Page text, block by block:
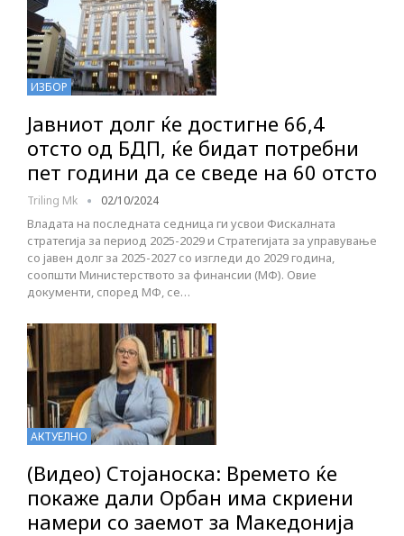
ИЗБОР
Јавниот долг ќе достигне 66,4
отсто од БДП, ќе бидат потребни
пет години да се сведе на 60 отсто
Triling Mk 02/10/2024
Владата на последната седница ги усвои Фискалната
стратегија за период 2025-2029 и Стратегијата за управување
со јавен долг за 2025-2027 со изгледи до 2029 година,
соопшти Министерството за финансии (МФ). Овие
документи, според МФ, се…
АКТУЕЛНО
(Видео) Стојаноска: Времето ќе
покаже дали Орбан има скриени
намери со заемот за Македонија